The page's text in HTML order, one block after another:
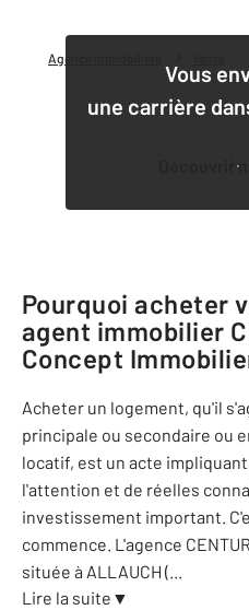
Agence immobilière
Vous
une carrière
Découvrir
Pourquoi acheter
agent immobilier
Concept
Acheter un logement, qu'il
principale ou secondaire ou
locatif, est un acte
l'attention et de réelles
investissement important.
commence. L'agence
située à ALLAUCH (...
Lire la suite ▼